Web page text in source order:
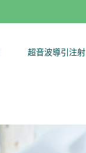
超音波導引注射